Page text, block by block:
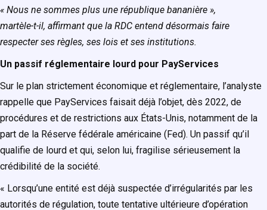
« Nous ne sommes plus une république bananière »,
martèle-t-il, affirmant que la RDC entend désormais faire
respecter ses règles, ses lois et ses institutions.
Un passif réglementaire lourd pour PayServices
Sur le plan strictement économique et réglementaire, l’analyste
rappelle que PayServices faisait déjà l’objet, dès 2022, de
procédures et de restrictions aux États-Unis, notamment de la
part de la Réserve fédérale américaine (Fed). Un passif qu’il
qualifie de lourd et qui, selon lui, fragilise sérieusement la
crédibilité de la société.
« Lorsqu’une entité est déjà suspectée d’irrégularités par les
autorités de régulation, toute tentative ultérieure d’opération